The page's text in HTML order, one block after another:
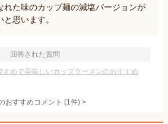
れた味のカップ麺の減塩バージョンが
思います。
回答された質問
えめで美味しいカップラーメンのおすすめ
おすすめコメント (1件) >